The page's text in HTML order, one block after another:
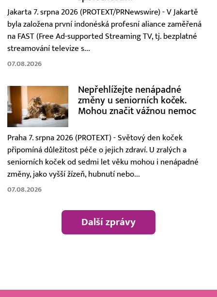
Jakarta 7. srpna 2026 (PROTEXT/PRNewswire) - V Jakartě
byla založena první indonéská profesní aliance zaměřená
na FAST (Free Ad-supported Streaming TV, tj. bezplatné
streamování televize s...
07.08.2026
Nepřehlížejte nenápadné
změny u seniorních koček.
Mohou značit vážnou nemoc
Praha 7. srpna 2026 (PROTEXT) - Světový den koček
připomíná důležitost péče o jejich zdraví. U zralých a
seniorních koček od sedmi let věku mohou i nenápadné
změny, jako vyšší žízeň, hubnutí nebo...
07.08.2026
Další zprávy